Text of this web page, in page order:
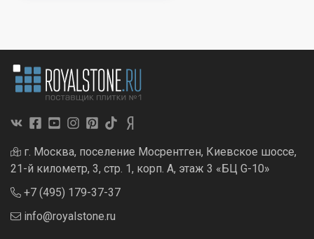
г. Москва, поселение Мосрентген, Киевское шоссе,
21-й километр, 3, стр. 1, корп. А, этаж 3 «БЦ G-10»
+7 (495) 179-37-37
info@royalstone.ru